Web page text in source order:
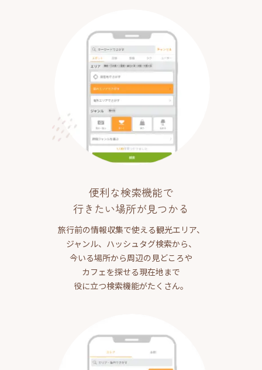
便利な検索機能で
行きたい場所が見つかる
旅行前の情報収集で使える観光エリア、
ジャンル、ハッシュタグ検索から、
今いる場所から周辺の見どころや
カフェを探せる現在地まで
役に立つ検索機能がたくさん。